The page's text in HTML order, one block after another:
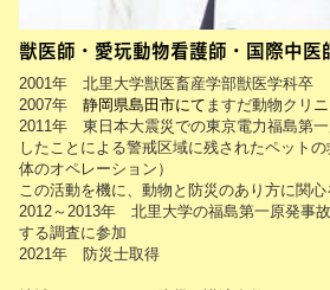
獣医師・愛玩動物看護師・国際中医
2001年 北里大学獣医畜産学部獣医学科卒
2007年 静岡県島田市にて ますだ動物クリ
2011年 東日本大震災での東京電力福島第
したことによる警戒区域に残されたペット
体のオペレーション）
この活動を機に、動物と防災のあり方に関
2012～2013年 北里大学の福島第一原発事
する調査に参加
2021年 防災士取得